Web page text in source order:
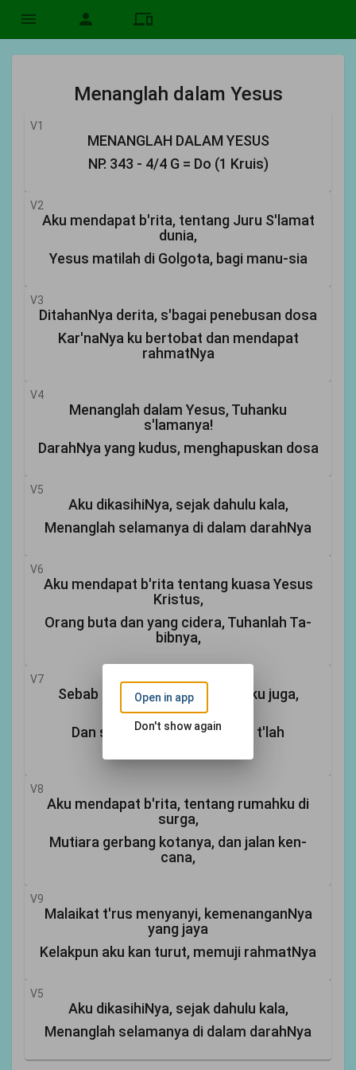
menu person devices
Menanglah dalam Yesus
V1
MENANGLAH DALAM YESUS
NP. 343 - 4/4 G = Do (1 Kruis)
V2
Aku mendapat b'rita, tentang Juru S'lamat
dunia,
Yesus matilah di Golgota, bagi manu-sia
V3
DitahanNya derita, s'bagai penebusan dosa
Kar'naNya ku bertobat dan mendapat
rahmatNya
V4
Menanglah dalam Yesus, Tuhanku
s'lamanya!
DarahNya yang kudus, menghapuskan dosa
V5
Aku dikasihiNya, sejak dahulu kala,
Menanglah selamanya di dalam darahNya
V6
Aku mendapat b'rita tentang kuasa Yesus
Kristus,
Orang buta dan yang cidera, Tuhanlah Ta-
bibnya,
V7
Sebab itu kumohon: ”Tolong aku juga,
Yesus! ”
Dan sungguhlah ajaib, Yesus t'lah
V8
Aku mendapat b'rita, tentang rumahku di
surga,
Mutiara gerbang kotanya, dan jalan ken-
cana,
V9
Malaikat t'rus menyanyi, kemenanganNya
yang jaya
Kelakpun aku kan turut, memuji rahmatNya
V5
Aku dikasihiNya, sejak dahulu kala,
Menanglah selamanya di dalam darahNya
Open in app
Don't show again